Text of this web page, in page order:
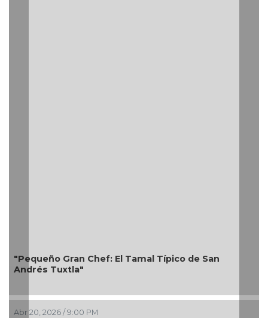
"Pequeño Gran Chef: El Tamal Típico de San
Andrés Tuxtla"
Abr 20, 2026 / 9:00 PM